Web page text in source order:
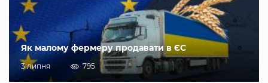
Як малому фермеру продавати в ЄС
3 липня 795